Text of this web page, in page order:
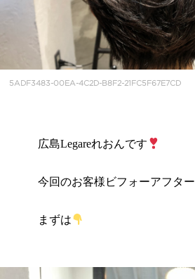
5ADF3483-00EA-4C2D-B8F2-21FC5F67E7CD
広島Legareれおんです
今回のお客様ビフォーアフター
まずは